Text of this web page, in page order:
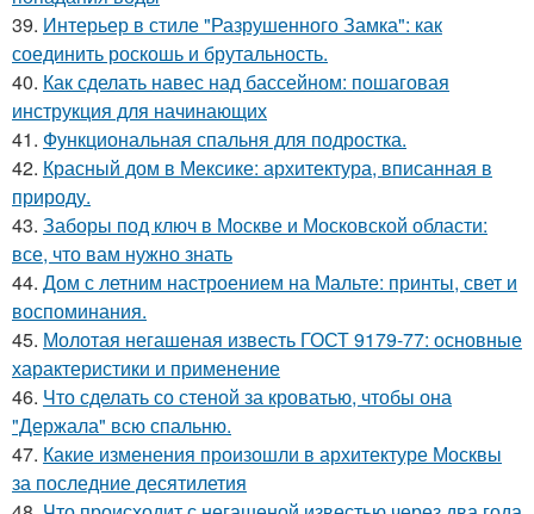
39. Интерьер в стиле "Разрушенного Замка": как
соединить роскошь и брутальность.
40. Как сделать навес над бассейном: пошаговая
инструкция для начинающих
41. Функциональная спальня для подростка.
42. Красный дом в Мексике: архитектура, вписанная в
природу.
43. Заборы под ключ в Москве и Московской области:
все, что вам нужно знать
44. Дом с летним настроением на Мальте: принты, свет и
воспоминания.
45. Молотая негашеная известь ГОСТ 9179-77: основные
характеристики и применение
46. Что сделать со стеной за кроватью, чтобы она
"Держала" всю спальню.
47. Какие изменения произошли в архитектуре Москвы
за последние десятилетия